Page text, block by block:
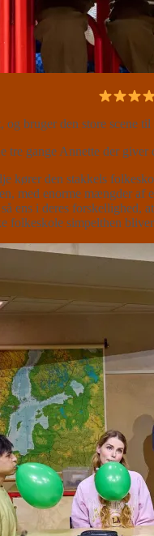
bruger den store scene
gange Annette der
den stakkels
med enorme mængder
ens i deres
simpelthen